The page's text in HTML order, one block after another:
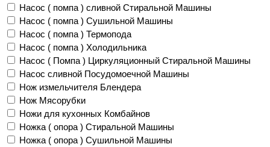
Насос ( помпа ) сливной Стиральной Машины
Насос ( помпа ) Сушильной Машины
Насос ( помпа ) Термопода
Насос ( помпа ) Холодильника
Насос ( Помпа ) Циркуляционный Стиральной Машины
Насос сливной Посудомоечной Машины
Нож измельчителя Блендера
Нож Мясорубки
Ножи для кухонных Комбайнов
Ножка ( опора ) Стиральной Машины
Ножка ( опора ) Сушильной Машины